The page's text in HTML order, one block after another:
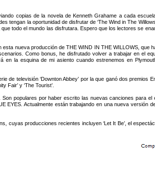
copias de la novela de Kenneth Grahame a cada
tengan la oportunidad de disfrutar de ‘The Wind in The
todo el mundo las disfrutara. Espero que los lectores se
nueva producción de THE WIND IN THE WILLOWS, que
Como bonus, he disfrutado volver a trabajar en el
en la esquina de mi asiento cuando estrenemos en
de televisión ‘Downton Abbey’ por la que ganó dos premios
Fair’ y ‘The Tourist’.
populares por haber escrito las nuevas canciones para
EYES. Actualmente están trabajando en una nueva versión
producciones recientes incluyen ‘Let It Be’, el